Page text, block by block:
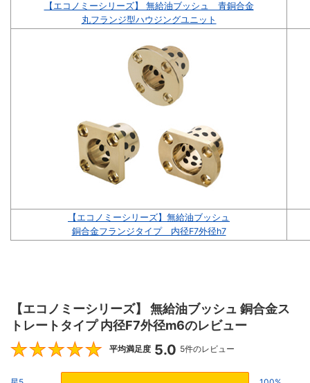
【エコノミーシリーズ】 無給油ブッシュ 青銅合金
丸フランジ型ハウジングユニット
【エコノミーシリーズ】無給油ブッシュ
銅合金フランジタイプ 内径F7外径h7
【エコノミーシリーズ】 無給油ブッシュ 銅合金ス
トレートタイプ 内径F7外径m6のレビュー
5
平均満足度 5.0 5件のレビュー